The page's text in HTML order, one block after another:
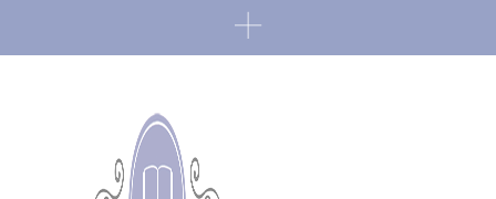
Fin de série 2022
7 janvier 2022 0 Comments